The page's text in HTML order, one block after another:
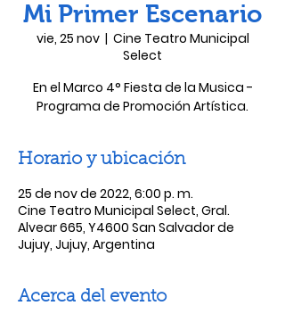
Mi Primer Escenario
vie, 25 nov
  |
Cine Teatro Municipal
Select
En el Marco 4° Fiesta de la Musica -
Programa de Promoción Artística.
Horario y ubicación
25 de nov de 2022, 6:00 p. m.
Cine Teatro Municipal Select, Gral.
Alvear 665, Y4600 San Salvador de
Jujuy, Jujuy, Argentina
Acerca del evento